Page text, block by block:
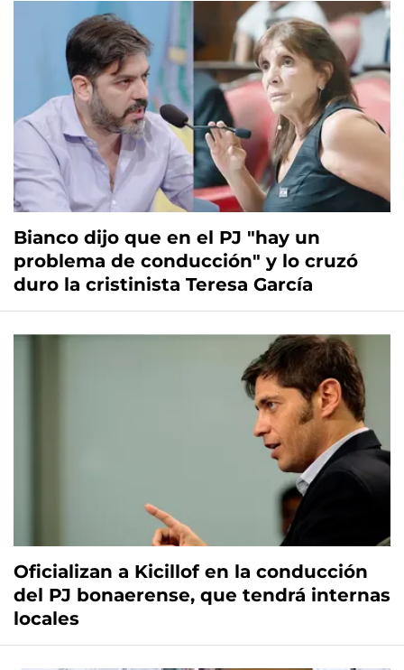
Bianco dijo que en el PJ "hay un
problema de conducción" y lo cruzó
duro la cristinista Teresa García
Oficializan a Kicillof en la conducción
del PJ bonaerense, que tendrá internas
locales